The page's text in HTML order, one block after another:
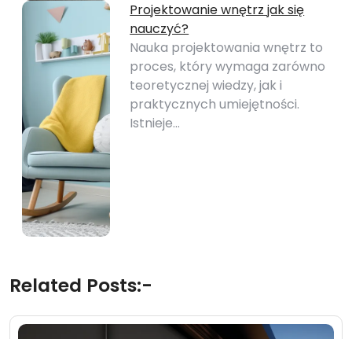
Projektowanie wnętrz jak się
nauczyć?
Nauka projektowania wnętrz to
proces, który wymaga zarówno
teoretycznej wiedzy, jak i
praktycznych umiejętności.
Istnieje…
Related Posts:-